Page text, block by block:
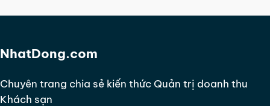
NhatDong.com
Chuyên trang chia sẻ kiến thức Quản trị doanh thu
Khách sạn